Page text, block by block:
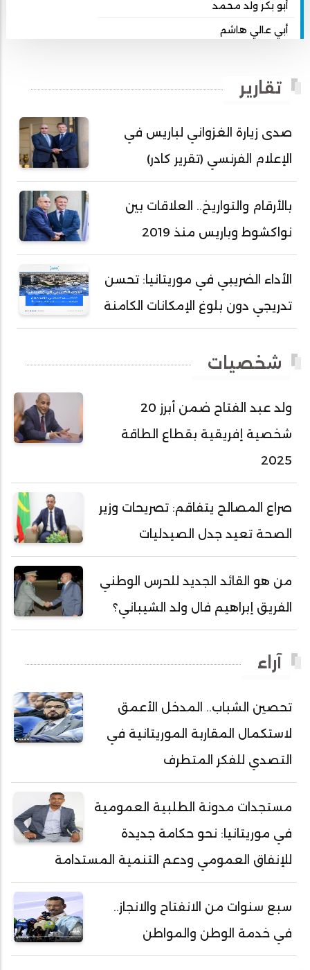
أبو بكر ولد محمد
أبي عالي هاشم
أحمد بداه
أحمد دداهي مختار
أحمد زيدان ولد محمد محمود
أحمد سالم بكار
أحمد سالم ولد بده
أحمد سالم ولد بكار
أحمد سيد أحمد أج
أحمد طالب ولد محمد
أحمد عبد الله أحمد مسكه
أحمد محفوظ حسني
أحمد محمد عبدالرحمن أمين
أحمد محمود محمد المامي النيسان
أحمد هارون الشيخ سيديا
أحمد ولد آبه
أحمد ولد الديه
أحمد ولد السالك
أحمد ولد باهيه
أحمد ولد داداه
أحمد ولد علال
أحمد ولد محمد ديدي
أحمد ولد محمدو
أحمد ولد نافع
أحمد ولد يحيى
أحمدا كلي
أحمدسالم ولد العربي
أحمدنا ولد سيد أب
أحمدو ولد أبوه
تقارير
صدى زيارة الغزواني لباريس في
الإعلام الفرنسي (تقرير كادر)
بالأرقام والتواريخ.. العلاقات بين
نواكشوط وباريس منذ 2019
الأداء الضريبي في موريتانيا: تحسن
تدريجي دون بلوغ الإمكانات الكامنة
شخصيات
ولد عبد الفتاح ضمن أبرز 20
شخصية إفريقية بقطاع الطاقة
2025
صراع المصالح يتفاقم: تصريحات وزير
الصحة تعيد جدل الصيدليات
من هو القائد الجديد للحرس الوطني
الفريق إبراهيم فال ولد الشيباني؟
آراء
تحصين الشباب.. المدخل الأعمق
لاستكمال المقاربة الموريتانية في
التصدي للفكر المتطرف
مستجدات مدونة الطلبية العمومية
في موريتانيا: نحو حكامة جديدة
للإنفاق العمومي ودعم التنمية المستدامة
سبع سنوات من الانفتاح والانجاز..
في خدمة الوطن والمواطن